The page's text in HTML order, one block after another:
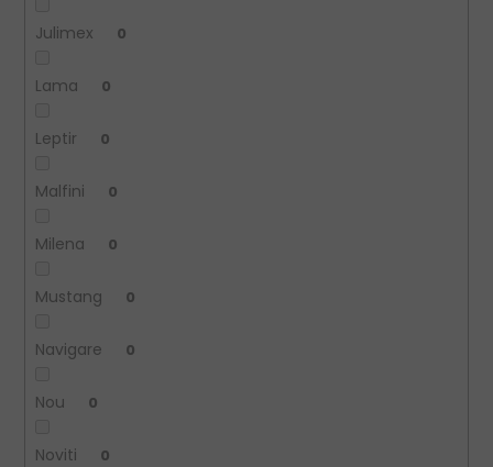
Julimex 0
Lama 0
Leptir 0
Malfini 0
Milena 0
Mustang 0
Navigare 0
Nou 0
Noviti 0